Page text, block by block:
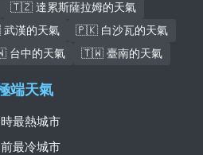
🇹🇿 達累斯薩拉姆的天氣
漢的天氣
🇵🇰 白沙瓦的天氣
中的天氣 🇹🇼 臺南的天氣
端天氣
最熱城市
最冷城市